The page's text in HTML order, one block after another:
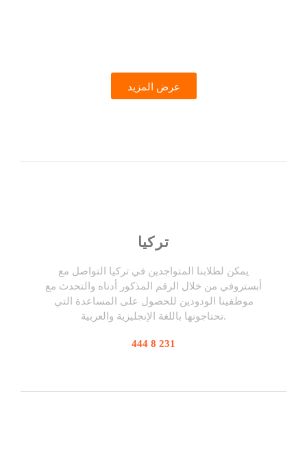
عرض المزيد
تركيا
يمكن لطلابنا المتواجدين في تركيا التواصل مع
أبستروفي من خلال الرقم المذكور أدناه والتحدث مع
موظفينا الودودين للحصول على المساعدة التي
تحتاجونها باللغة الإنجليزية والعربية.
444 8 231